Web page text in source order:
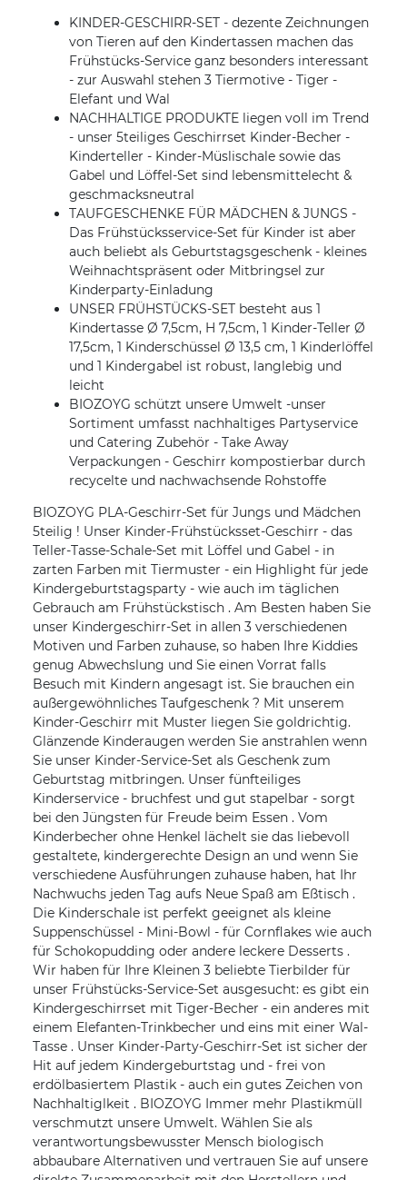
KINDER-GESCHIRR-SET - dezente Zeichnungen
von Tieren auf den Kindertassen machen das
Frühstücks-Service ganz besonders interessant
- zur Auswahl stehen 3 Tiermotive - Tiger -
Elefant und Wal
NACHHALTIGE PRODUKTE liegen voll im Trend
- unser 5teiliges Geschirrset Kinder-Becher -
Kinderteller - Kinder-Müslischale sowie das
Gabel und Löffel-Set sind lebensmittelecht &
geschmacksneutral
TAUFGESCHENKE FÜR MÄDCHEN & JUNGS -
Das Frühstücksservice-Set für Kinder ist aber
auch beliebt als Geburtstagsgeschenk - kleines
Weihnachtspräsent oder Mitbringsel zur
Kinderparty-Einladung
UNSER FRÜHSTÜCKS-SET besteht aus 1
Kindertasse Ø 7,5cm, H 7,5cm, 1 Kinder-Teller Ø
17,5cm, 1 Kinderschüssel Ø 13,5 cm, 1 Kinderlöffel
und 1 Kindergabel ist robust, langlebig und
leicht
BIOZOYG schützt unsere Umwelt -unser
Sortiment umfasst nachhaltiges Partyservice
und Catering Zubehör - Take Away
Verpackungen - Geschirr kompostierbar durch
recycelte und nachwachsende Rohstoffe
BIOZOYG PLA-Geschirr-Set für Jungs und Mädchen
5teilig ! Unser Kinder-Frühstücksset-Geschirr - das
Teller-Tasse-Schale-Set mit Löffel und Gabel - in
zarten Farben mit Tiermuster - ein Highlight für jede
Kindergeburtstagsparty - wie auch im täglichen
Gebrauch am Frühstückstisch . Am Besten haben Sie
unser Kindergeschirr-Set in allen 3 verschiedenen
Motiven und Farben zuhause, so haben Ihre Kiddies
genug Abwechslung und Sie einen Vorrat falls
Besuch mit Kindern angesagt ist. Sie brauchen ein
außergewöhnliches Taufgeschenk ? Mit unserem
Kinder-Geschirr mit Muster liegen Sie goldrichtig.
Glänzende Kinderaugen werden Sie anstrahlen wenn
Sie unser Kinder-Service-Set als Geschenk zum
Geburtstag mitbringen. Unser fünfteiliges
Kinderservice - bruchfest und gut stapelbar - sorgt
bei den Jüngsten für Freude beim Essen . Vom
Kinderbecher ohne Henkel lächelt sie das liebevoll
gestaltete, kindergerechte Design an und wenn Sie
verschiedene Ausführungen zuhause haben, hat Ihr
Nachwuchs jeden Tag aufs Neue Spaß am Eßtisch .
Die Kinderschale ist perfekt geeignet als kleine
Suppenschüssel - Mini-Bowl - für Cornflakes wie auch
für Schokopudding oder andere leckere Desserts .
Wir haben für Ihre Kleinen 3 beliebte Tierbilder für
unser Frühstücks-Service-Set ausgesucht: es gibt ein
Kindergeschirrset mit Tiger-Becher - ein anderes mit
einem Elefanten-Trinkbecher und eins mit einer Wal-
Tasse . Unser Kinder-Party-Geschirr-Set ist sicher der
Hit auf jedem Kindergeburtstag und - frei von
erdölbasiertem Plastik - auch ein gutes Zeichen von
Nachhaltiglkeit . BIOZOYG Immer mehr Plastikmüll
verschmutzt unsere Umwelt. Wählen Sie als
verantwortungsbewusster Mensch biologisch
abbaubare Alternativen und vertrauen Sie auf unsere